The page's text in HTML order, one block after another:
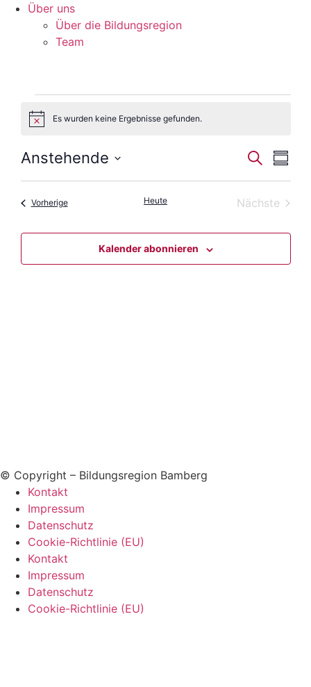
Über uns
Über die Bildungsregion
Team
Veranstaltungen
HinweisEs wurden keine Ergebnisse gefunden.
Suche
und
Suche
Anstehende
auswählen.
VorherigeVeranstaltungen Heute Nächste
Kalender abonnieren
© Copyright – Bildungsregion Bamberg
Kontakt
Impressum
Datenschutz
Cookie-Richtlinie (EU)
Kontakt
Impressum
Datenschutz
Cookie-Richtlinie (EU)